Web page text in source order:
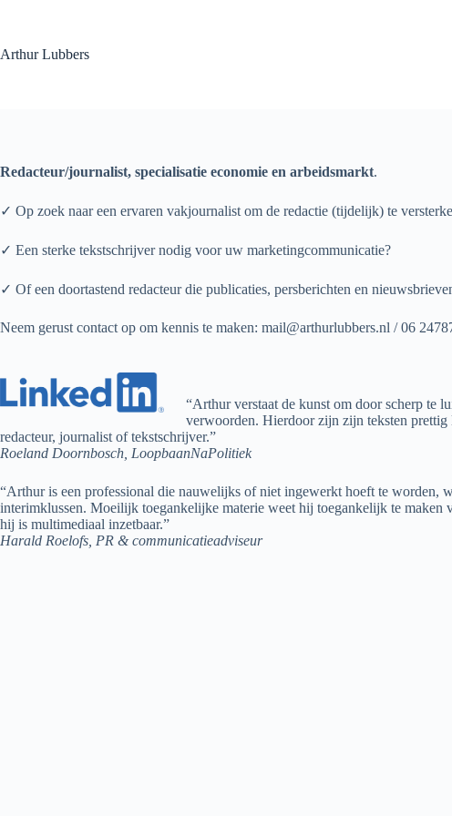
inhoud
Arthur Lubbers
Redacteur/journalist, specialisatie economie en arbeidsmarkt.
✓ Op zoek naar een ervaren vakjournalist om de redactie (tijdelijk) te
✓ Een sterke tekstschrijver nodig voor uw marketingcommunicatie?
✓ Of een doortastend redacteur die publicaties, persberichten en
Neem gerust contact op om kennis te maken: mail@arthurlubbers.nl / 06
“Arthur verstaat de kunst om door scherp te
verwoorden. Hierdoor zijn zijn teksten prettig
redacteur, journalist of tekstschrijver.”
Roeland Doornbosch, LoopbaanNaPolitiek
“Arthur is een professional die nauwelijks of niet ingewerkt hoeft te worden,
interimklussen. Moeilijk toegankelijke materie weet hij toegankelijk te maken
hij is multimediaal inzetbaar.”
Harald Roelofs, PR & communicatieadviseur